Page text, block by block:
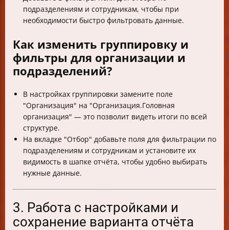
подразделениям и сотрудникам, чтобы при
необходимости быстро фильтровать данные.
Как изменить группировку и
фильтры для организации и
подразделений?
В настройках группировки замените поле
"Организация" на "Организация.Головная
организация" — это позволит видеть итоги по всей
структуре.
На вкладке "Отбор" добавьте поля для фильтрации по
подразделениям и сотрудникам и установите их
видимость в шапке отчёта, чтобы удобно выбирать
нужные данные.
3. Работа с настройками и
сохранение варианта отчёта